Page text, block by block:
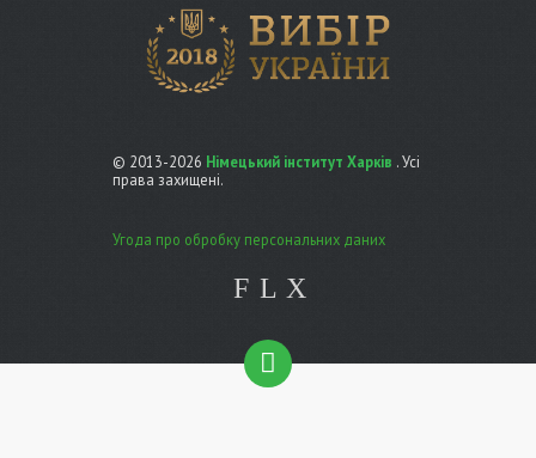
© 2013-2026 Німецький інститут Харків . Усі
права захищені.
Угода про обробку персональних даних
F L X